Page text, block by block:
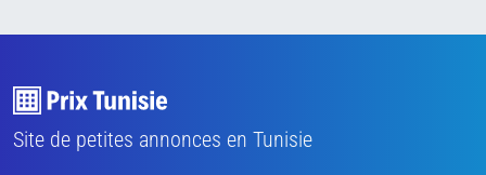
Site de petites annonces en Tunisie